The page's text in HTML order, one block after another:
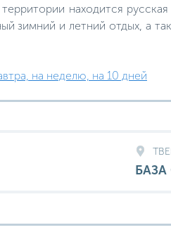
находится
зимний и летний отдых, а
на неделю, на 10 дней